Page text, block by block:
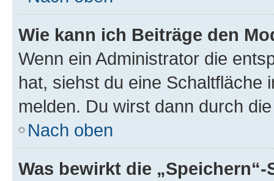
Wie kann ich Beiträge den
Wenn ein Administrator die
hat, siehst du eine Schaltfläche
melden. Du wirst dann durch
Nach oben
Was bewirkt die